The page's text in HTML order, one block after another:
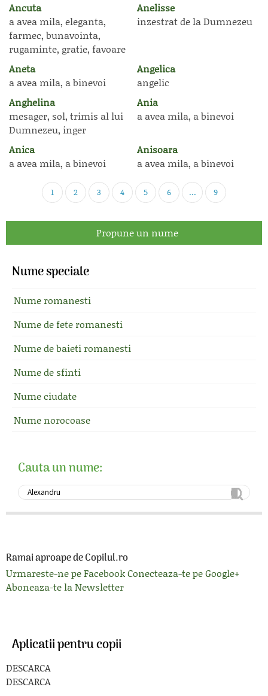
Ancuta
a avea mila, eleganta,
farmec, bunavointa,
rugaminte, gratie, favoare
Anelisse
inzestrat de la Dumnezeu
Aneta
a avea mila, a binevoi
Angelica
angelic
Anghelina
mesager, sol, trimis al lui
Dumnezeu, inger
Ania
a avea mila, a binevoi
Anica
a avea mila, a binevoi
Anisoara
a avea mila, a binevoi
1 2 3 4 5 6 ... 9
Propune un nume
Nume speciale
Nume romanesti
Nume de fete romanesti
Nume de baieti romanesti
Nume de sfinti
Nume ciudate
Nume norocoase
Cauta un nume:
Ramai aproape de Copilul.ro
Urmareste-ne pe FacebookConecteaza-te pe Google+
Aboneaza-te la Newsletter
Aplicatii pentru copii
DESCARCA
DESCARCA